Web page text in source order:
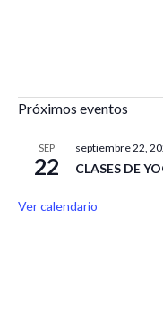
Próximos eventos
SEP
22
septiembre 22,
CLASES DE
Ver calendario